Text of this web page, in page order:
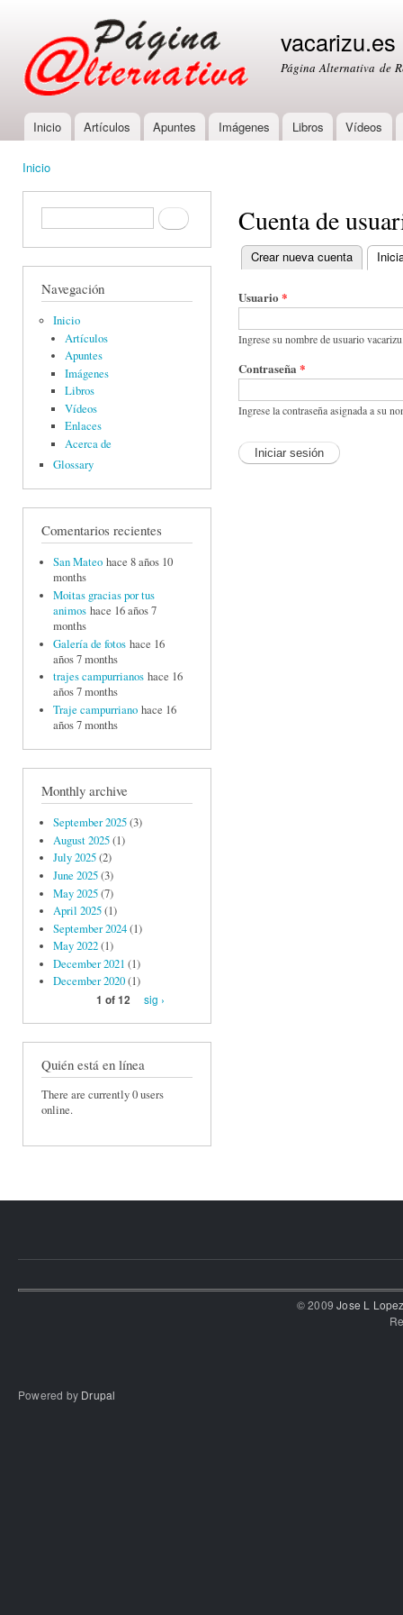
vacarizu.es
Página Alternativa de
Main menu
Inicio Artículos Apuntes Imágenes Libros Vídeos
Inicio
Formulario de búsquedaBuscar
Navegación
Inicio
Artículos
Apuntes
Imágenes
Libros
Vídeos
Enlaces
Acerca de
Glossary
Comentarios recientes
San Mateo hace 8 años 10
months
Moitas gracias por tus
animos hace 16 años 7
months
Galería de fotos hace 16
años 7 months
trajes campurrianos hace 16
años 7 months
Traje campurriano hace 16
años 7 months
Monthly archive
September 2025(3)
August 2025(1)
July 2025(2)
June 2025(3)
May 2025(7)
April 2025(1)
September 2024(1)
May 2022(1)
December 2021 (1)
December 2020(1)
1 of 12
sig ›
Quién está en línea
There are currently 0 users
online.
Cuenta de
Primary tabs
Crear nueva cuenta
Usuario *
Ingrese su nombre de usuario
Contraseña *
Ingrese la contraseña asignada a su
© 2009Jose L
Powered by Drupal